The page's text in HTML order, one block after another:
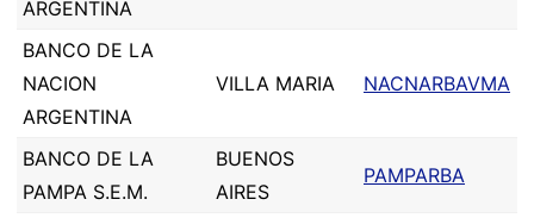
ARGENTINA
BANCO DE LA
NACION
ARGENTINA
VILLA MARIA NACNARBAVMA
BANCO DE LA
PAMPA S.E.M.
BUENOS
AIRES
PAMPARBA